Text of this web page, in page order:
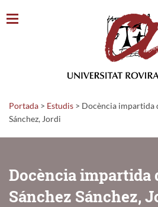
Portada > Estudis > Docència impartida
Sánchez, Jordi
Docència impartida
Sánchez Sánchez,